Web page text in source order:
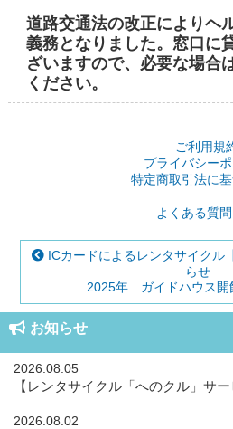
道路交通法の改正によりヘ
義務となりました。窓口に
ざいますので、必要な場合
ください。
ご利用規
プライバシー
特定商取引法に
よくある質問
ICカードによるレンタサイクル
らせ
2025年 ガイドハウス開
お知らせ
2026.08.05
【レンタサイクル「へのクル」サ
2026.08.02